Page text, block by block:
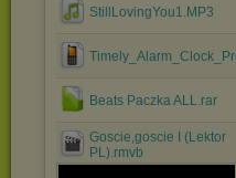
StillLovingYou1.MP3
Beats Paczka ALL.rar
Goscie,goscie I (Lektor
PL).rmvb